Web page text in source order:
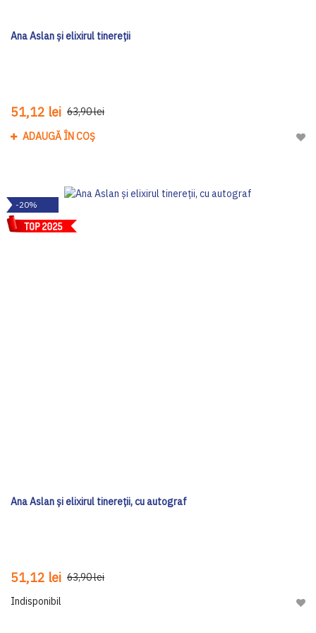
Ana Aslan și elixirul tinereții
51,12 lei 63,90 lei
ADAUGĂ ÎN COȘ
-20%
Ana Aslan și elixirul tinereții, cu autograf
51,12 lei 63,90 lei
Indisponibil